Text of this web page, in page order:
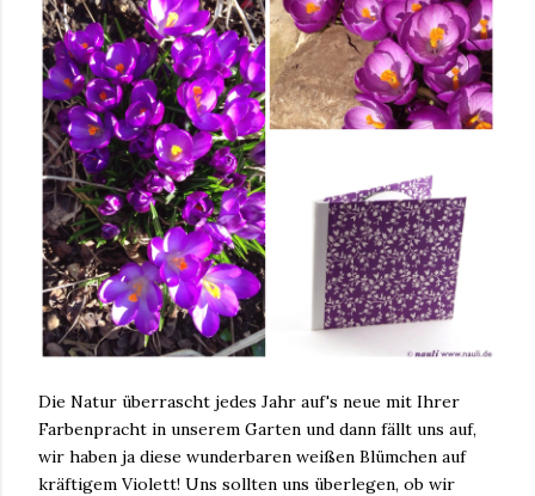
Die Natur überrascht jedes Jahr auf's neue mit Ihrer
Farbenpracht in unserem Garten und dann fällt uns auf,
wir haben ja diese wunderbaren weißen Blümchen auf
kräftigem Violett! Uns sollten uns überlegen, ob wir